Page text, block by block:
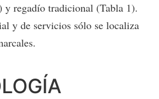
y regadío tradicional (Tabla 1).
y de servicios sólo se localiza